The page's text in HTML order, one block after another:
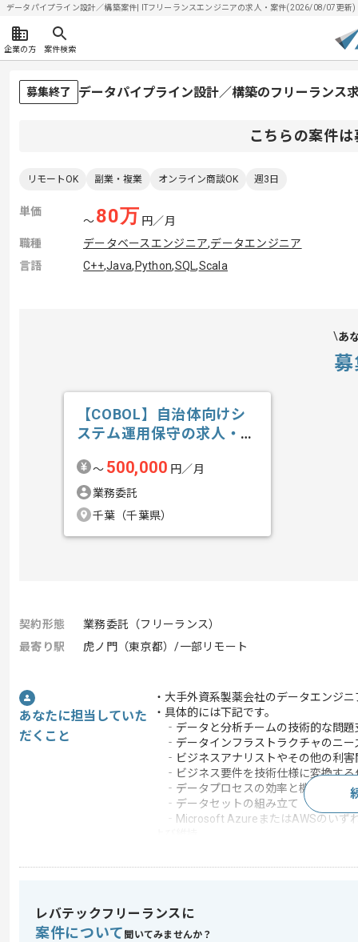
データパイプライン設計／構築案件| ITフリーランスエンジニアの求人・案件(2026/08/07更新)
企業の方 案件検索
募集終了 データパイプライン設計／構築のフリーランス
こちらの案件
リモートOK 副業・複業 オンライン商談OK 週3日
単価
〜80万 円／月
職種
データベースエンジニア,データエンジニア
言語
C++,Java, Python,SQL,Scala
あ
【COBOL】自治体向けシ
ステム運用保守の求人・案
〜 500,000 円／月
業務委託
千葉（千葉県）
契約形態
業務委託（フリーランス）
最寄り駅
虎ノ門（東京都）/一部リモート
あなたに担当していた
だくこと
・大手外資系製薬会社のデータエンジ
・具体的には下記です。
‐データと分析チームの技術的な問題
‐データインフラストラクチャのニー
‐ビジネスアナリストやその他の利害
‐ビジネス要件を技術仕様に変換する
‐データプロセスの効率と機能の向上
‐データセットの組み立て
‐Microsoft AzureまたはAWSのいず
‐データ品質、データセキュリティ、
フレームワーク
クラウド
レバテックフリーランスに
案件について 聞いてみませんか？